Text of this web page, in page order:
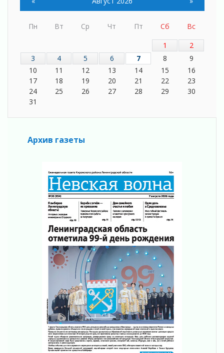
Никакого принуждения, только письменное
согласие
Без риска для здоровья и кошелька
04 августа 2026
Важная информация
04 августа 2026
Что делать со сбережениями
04 августа 2026
Награды нашли строителей
Ленобласть повышает производительность
Поддержка волонтерских объединений
03 августа 2026
Ладожский мост полностью закроют на два
Музеи Ленобласти обновляют пространства
03 августа 2026
Новая площадка: 2027
03 августа 2026
Часть медиков в Ленобласти сможет
рассчитывать на доплату от региона
03 августа 2026
За сутки в Ленинградской области
ликвидировали 10 пожаров
03 августа 2026
Пн Вт Ср Чт Пт Сб
Вс
1
2
3
4 5 6 7 8
9
10
11 12 13 14 15
16
17
18 19 20 21 22
23
24
25 26 27 28 29
30
31
Архив газеты